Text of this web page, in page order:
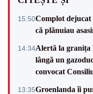
15:50Complot dejucat
că plănuiau
14:34Alertă la granița
lângă un
convocat
13:35Groenlanda îi